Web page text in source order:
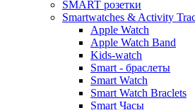
SMART розетки
Smartwatches & Activity
Apple Watch
Apple Watch Band
Kids-watch
Smart - браслеты
Smart Watch
Smart Watch Braclets
Smart Часы